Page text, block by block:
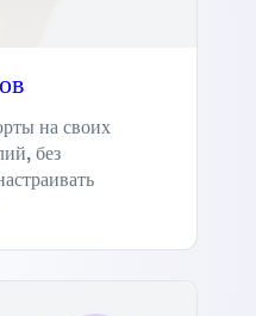
на своих
без